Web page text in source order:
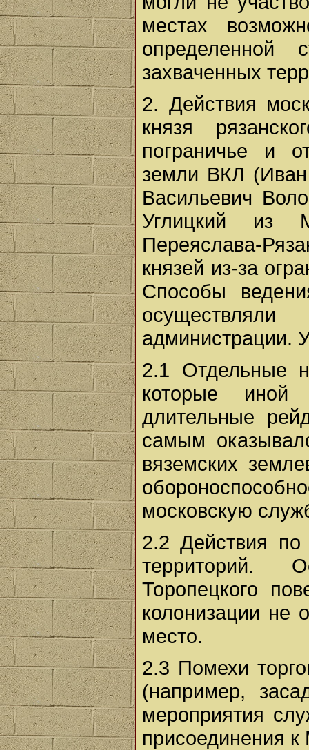
местах
определенной
захваченных
2. Действия
князя
пограничье и
земли ВКЛ
Васильевич
Углицкий из
Переяслава-
князей из-за
Способы
осуществляли
администрации.
2.1 Отдельные
которые иной
длительные
самым
вяземских
московскую
2.2 Действия
территорий.
Торопецкого
колонизации не
место.
2.3 Помехи
(например,
мероприятия
присоединения